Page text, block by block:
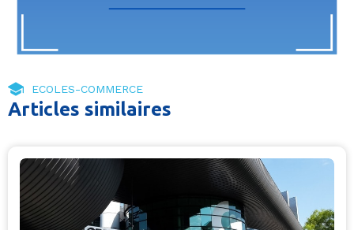
ECOLES-COMMERCE
Articles similaires